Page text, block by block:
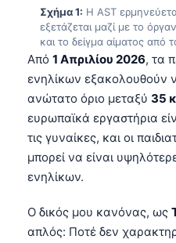
Σχήμα 1: Η AST
εξετάζεται μαζί με το
και το δείγμα αίματος από
Από 1 Απριλίου 2026, τα
ενηλίκων εξακολουθούν
ανώτατο όριο μεταξύ 35
ευρωπαϊκά εργαστήρια
τις γυναίκες, και οι
μπορεί να είναι
ενηλίκων.
Ο δικός μου κανόνας, ως
απλός: Ποτέ δεν